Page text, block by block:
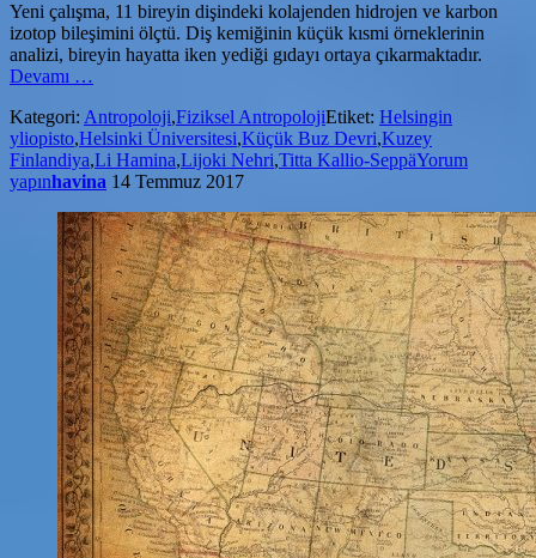
Yeni çalışma, 11 bireyin dişindeki kolajenden hidrojen ve karbon
izotop bileşimini ölçtü. Diş kemiğinin küçük kısmi örneklerinin
analizi, bireyin hayatta iken yediği gıdayı ortaya çıkarmaktadır.
Devamı
Mezarlığında
“Küçük
Buz
Devri”
…
Kategori: Antropoloji,Fiziksel AntropolojiEtiket: Helsingin
yliopisto,Helsinki Üniversitesi,Küçük Buz Devri,Kuzey
Finlandiya,Li Hamina,Lijoki Nehri,Titta Kallio-SeppäYorum
yapınhavina 14 Temmuz 2017